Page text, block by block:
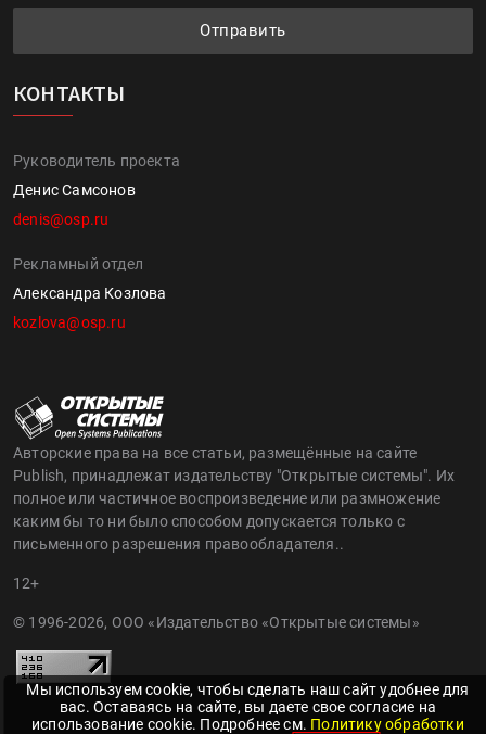
Отправить
КОНТАКТЫ
Руководитель проекта
Денис Самсонов
denis@osp.ru
Рекламный отдел
Александра Козлова
kozlova@osp.ru
Авторские права на все статьи, размещённые на сайте
Publish, принадлежат издательству "Открытые системы". Их
полное или частичное воспроизведение или размножение
каким бы то ни было способом допускается только с
письменного разрешения правообладателя..
12+
© 1996-2026, ООО «Издательство «Открытые системы»
Мы используем cookie, чтобы сделать наш сайт удобнее для
вас. Оставаясь на сайте, вы даете свое согласие на
использование cookie. Подробнее см. Политику обработки